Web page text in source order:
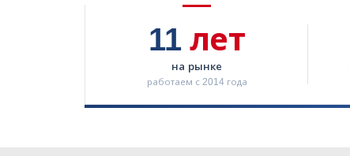
11лет
на рынке
работаем с 2014 года